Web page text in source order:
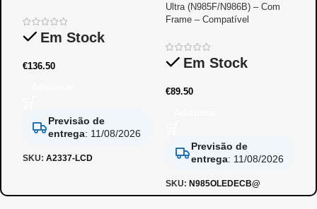
Em Stock
€136.50
Previsão de
entrega: 11/08/2026
SKU: A2337-LCD
Ultra (N985F/N986B) – Com
Frame – Compatível
Em Stock
€89.50
Previsão de
entrega: 11/08/2026
SKU: N985OLEDECB@